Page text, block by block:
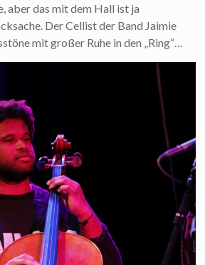
aber das mit dem Hall ist ja
Der Cellist der Band Jaimie
mit großer Ruhe in den „Ring“…